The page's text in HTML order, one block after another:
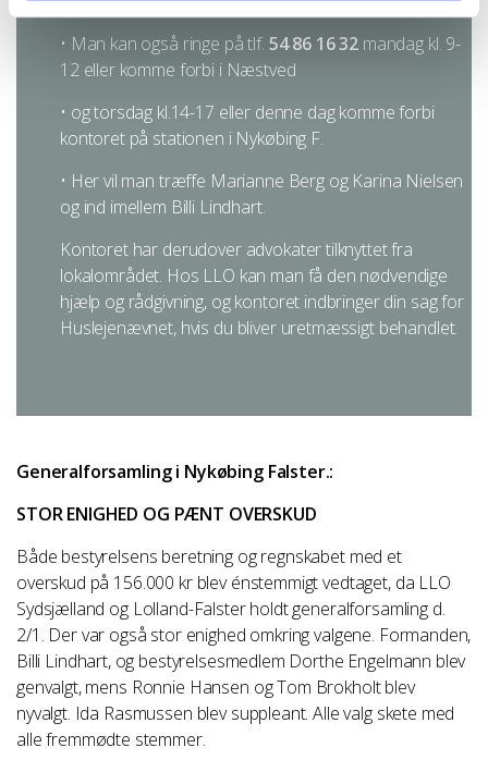
Analytics. Cookien indeholder ingen personlige
oplysninger og anvendes kun til webanalyse.
cookies. Bemærk at det kan betyde at websteder ikke
længere fungerer korrekt. Læs mere om dine muligheder
hos din valgte browserleverandør.
Explorerhttp://windows.microsoft.com/da-
dk/windows-vista/delete-your-internet-cookies
Vejledning i at slette cookies på Mozilla Firefox browser
hl=da&answer=95647
Vejledning i at slette cookies i Safari
path=Safari/5.0/da/11471.html
Vejledning i at slette cookies på Safari iOS
http://support.apple.com/kb/HT1677
We work with 1 third parties
• Man kan også ringe på tlf. 54 86 16 32 mandag kl. 9-
12 eller komme forbi i Næstved
• og torsdag kl.14-17 eller denne dag komme forbi
kontoret på stationen i Nykøbing F.
• Her vil man træffe Marianne Berg og Karina Nielsen
og ind imellem Billi Lindhart.
Kontoret har derudover advokater tilknyttet fra
lokalområdet. Hos LLO kan man få den nødvendige
hjælp og rådgivning, og kontoret indbringer din sag for
Huslejenævnet, hvis du bliver uretmæssigt behandlet.
Generalforsamling i Nykøbing Falster.:
STOR ENIGHED OG PÆNT OVERSKUD
Både bestyrelsens beretning og regnskabet med et
overskud på 156.000 kr blev énstemmigt vedtaget, da LLO
Sydsjælland og Lolland-Falster holdt generalforsamling d.
2/1. Der var også stor enighed omkring valgene. Formanden,
Billi Lindhart, og bestyrelsesmedlem Dorthe Engelmann blev
genvalgt, mens Ronnie Hansen og Tom Brokholt blev
nyvalgt. Ida Rasmussen blev suppleant. Alle valg skete med
alle fremmødte stemmer.